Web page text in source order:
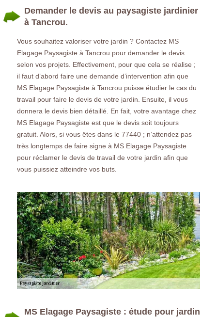
Demander le devis au paysagiste jardinier
à Tancrou.
Vous souhaitez valoriser votre jardin ? Contactez MS
Elagage Paysagiste à Tancrou pour demander le devis
selon vos projets. Effectivement, pour que cela se réalise ;
il faut d’abord faire une demande d’intervention afin que
MS Elagage Paysagiste à Tancrou puisse étudier le cas du
travail pour faire le devis de votre jardin. Ensuite, il vous
donnera le devis bien détaillé. En fait, votre avantage chez
MS Elagage Paysagiste est que le devis soit toujours
gratuit. Alors, si vous êtes dans le 77440 ; n’attendez pas
très longtemps de faire signe à MS Elagage Paysagiste
pour réclamer le devis de travail de votre jardin afin que
vous puissiez atteindre vos buts.
MS Elagage Paysagiste : étude pour jardin